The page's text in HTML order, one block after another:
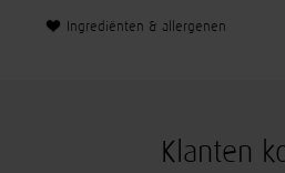
Ingrediënten & allergenen
Klanten